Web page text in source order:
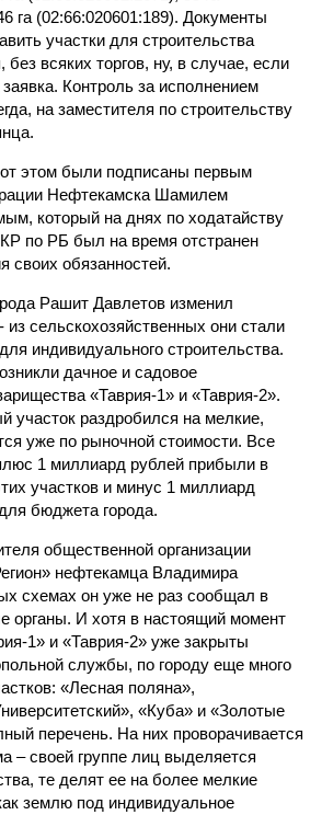
га (02:66:020601:189). Документы
участки для строительства
всяких торгов, ну, в случае, если
Контроль за исполнением
на заместителя по строительству
этом были подписаны первым
Нефтекамска Шамилем
который на днях по ходатайству
по РБ был на время отстранен
своих обязанностей.
Рашит Давлетов изменил
из сельскохозяйственных они стали
индивидуального строительства.
дачное и садовое
«Таврия-1» и «Таврия-2».
участок раздробился на мелкие,
уже по рыночной стоимости. Все
1 миллиард рублей прибыли в
участков и минус 1 миллиард
бюджета города.
общественной организации
нефтекамца Владимира
схемах он уже не раз сообщал в
органы. И хотя в настоящий момент
1» и «Таврия-2» уже закрыты
службы, по городу еще много
«Лесная поляна»,
«Куба» и «Золотые
перечень. На них проворачивается
– своей группе лиц выделяется
те делят ее на более мелкие
землю под индивидуальное